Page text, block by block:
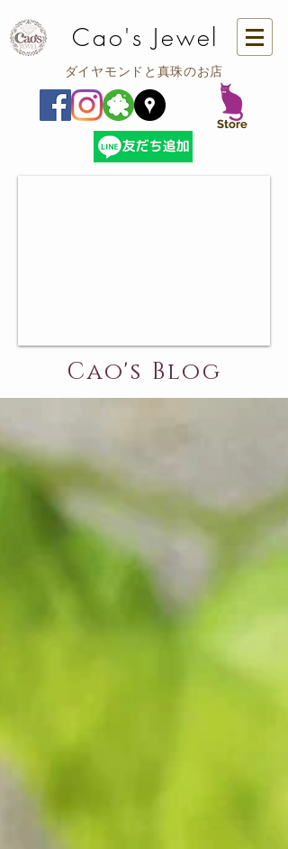
Cao's Jewel
ダイヤモンドと真珠のお店
​Store
Cao's Blog